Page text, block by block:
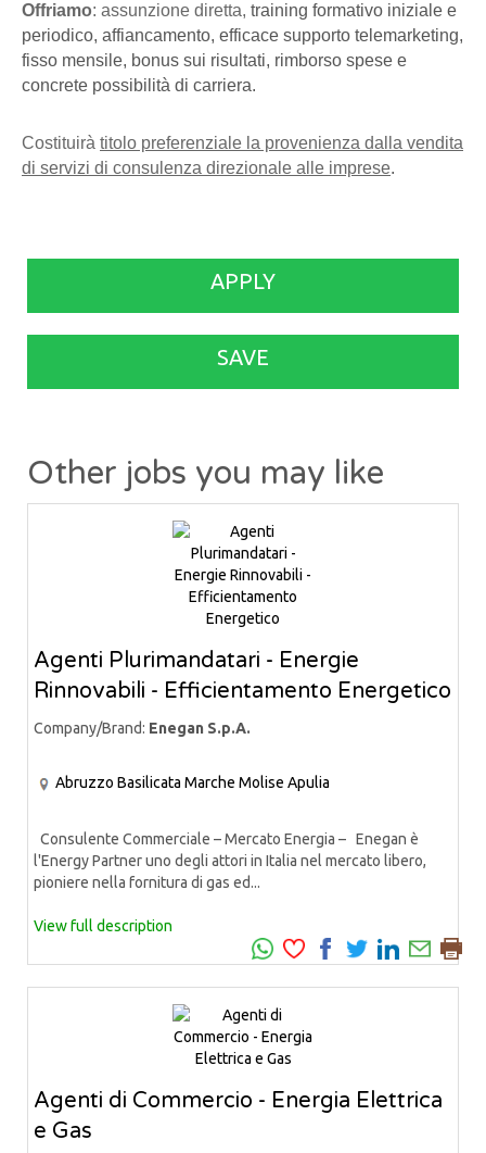
Offriamo: assunzione diretta, training formativo iniziale e
periodico, affiancamento, efficace supporto telemarketing,
fisso mensile, bonus sui risultati, rimborso spese e
concrete possibilità di carriera.
Costituirà titolo preferenziale la provenienza dalla vendita
di servizi di consulenza direzionale alle imprese.
APPLY
SAVE
Other jobs you may like
Agenti Plurimandatari - Energie
Rinnovabili - Efficientamento Energetico
Company/Brand: Enegan S.p.A.
Abruzzo Basilicata Marche Molise Apulia
Consulente Commerciale – Mercato Energia – Enegan è
l'Energy Partner uno degli attori in Italia nel mercato libero,
pioniere nella fornitura di gas ed...
View full description
Agenti di Commercio - Energia Elettrica
e Gas